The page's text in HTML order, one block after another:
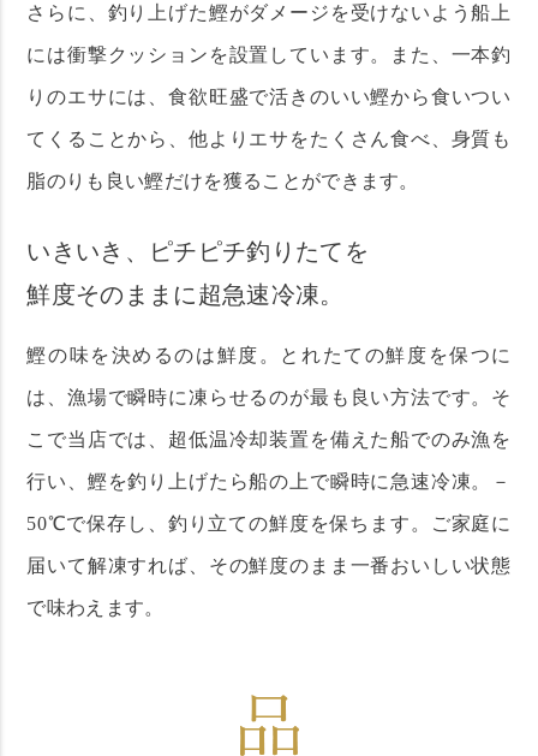
さらに、釣り上げた鰹がダメージを受けないよう船上
には衝撃クッションを設置しています。また、一本釣
りのエサには、食欲旺盛で活きのいい鰹から食いつい
てくることから、他よりエサをたくさん食べ、身質も
脂のりも良い鰹だけを獲ることができます。
いきいき、ピチピチ釣りたてを
鮮度そのままに超急速冷凍。
鰹の味を決めるのは鮮度。とれたての鮮度を保つに
は、漁場で瞬時に凍らせるのが最も良い方法です。そ
こで当店では、超低温冷却装置を備えた船でのみ漁を
行い、鰹を釣り上げたら船の上で瞬時に急速冷凍。－
50℃で保存し、釣り立ての鮮度を保ちます。ご家庭に
届いて解凍すれば、その鮮度のまま一番おいしい状態
で味わえます。